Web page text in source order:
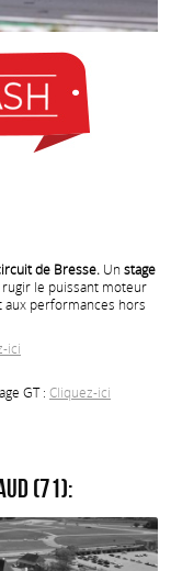
de Bresse. Un stage
le puissant moteur
aux performances hors
ici
GT : Cliquez-ici
(71):